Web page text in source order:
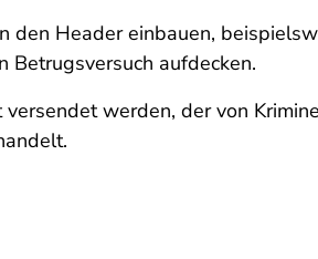
den Header einbauen,
Betrugsversuch aufdecken.
werden, der von